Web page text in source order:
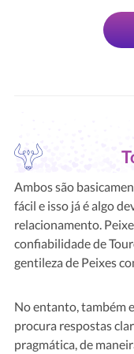
Ambos são
fácil e isso já é algo
relacionamento.
confiabilidade de
gentileza de Peixes
No entanto, também
procura respostas
pragmática, de